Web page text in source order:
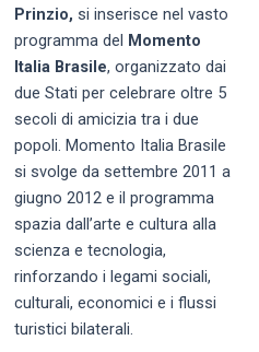
Prinzio, si inserisce nel vasto
programma del Momento
Italia Brasile, organizzato dai
due Stati per celebrare oltre 5
secoli di amicizia tra i due
popoli. Momento Italia Brasile
si svolge da settembre 2011 a
giugno 2012 e il programma
spazia dall’arte e cultura alla
scienza e tecnologia,
rinforzando i legami sociali,
culturali, economici e i flussi
turistici bilaterali.